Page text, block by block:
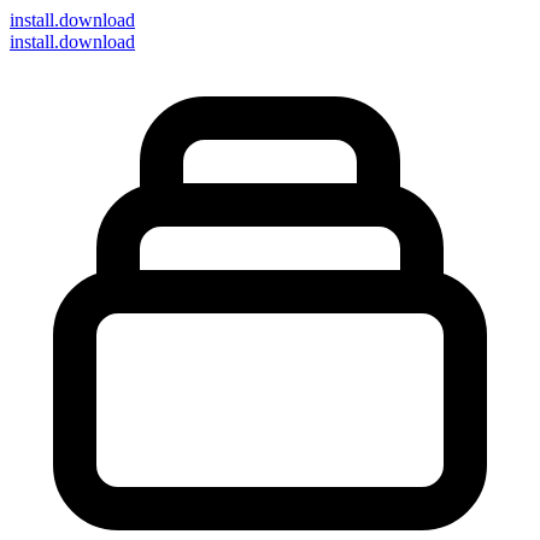
install.download
install.download